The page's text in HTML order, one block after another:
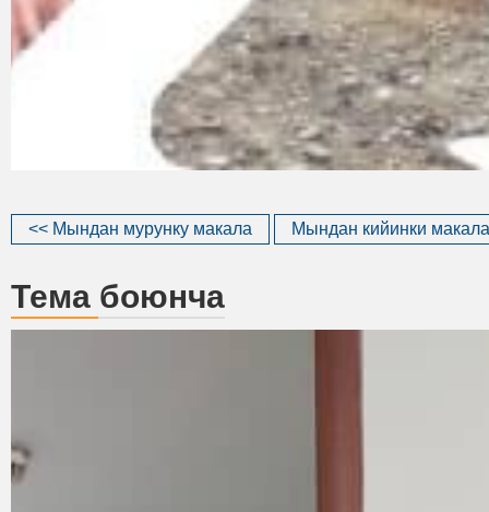
<< Мындан мурунку макала Мындан кийинки
Тема боюнча